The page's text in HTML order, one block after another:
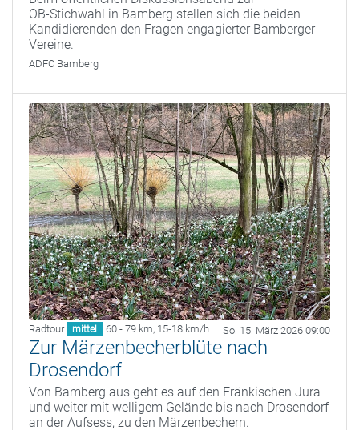
OB‑Stichwahl in Bamberg stellen sich die beiden
Kandidierenden den Fragen engagierter Bamberger
Vereine.
ADFC Bamberg
Radtour mittel 60 - 79 km, 15-18 km/h So. 15. März 2026 09:00
Zur Märzenbecherblüte nach
Drosendorf
Von Bamberg aus geht es auf den Fränkischen Jura
und weiter mit welligem Gelände bis nach Drosendorf
an der Aufsess, zu den Märzenbechern.